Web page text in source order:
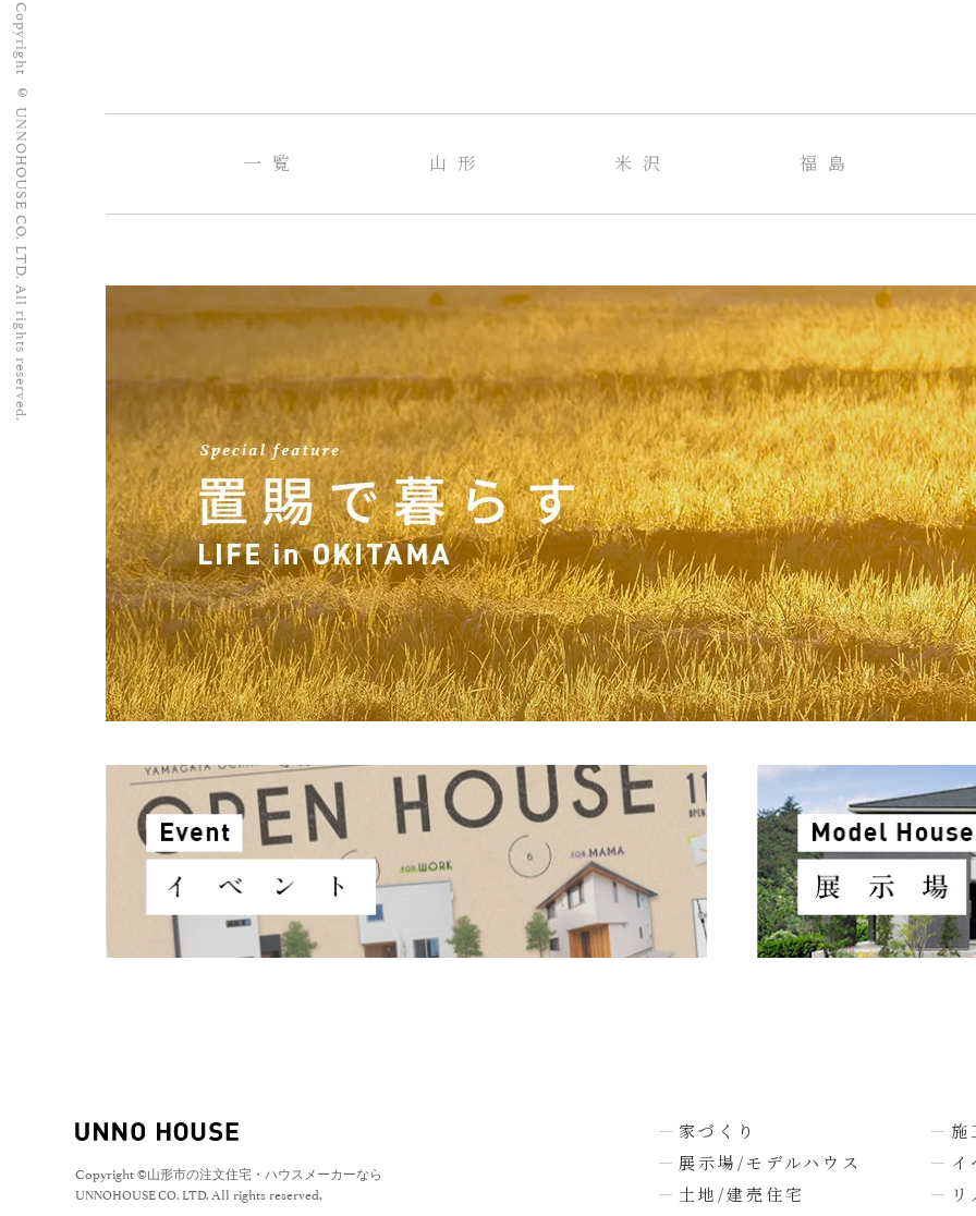
一 覧 山 形 米 沢 福 島
家づくり
施
展示場/モデルハウス
土地/建売住宅
Copyright ©山形市の注文住宅・ハウスメーカーなら
UNNOHOUSE CO. LTD.All rights reserved.
Copyright © UNNOHOUSE CO. LTD. All rights reserved.